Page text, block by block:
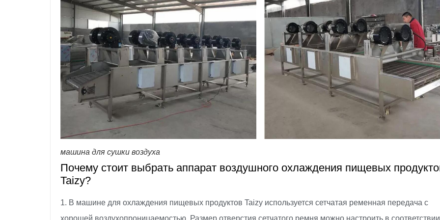
машина для сушки воздуха
Почему стоит выбрать аппарат воздушного охлаждения пищевых
Taizy?
1. В машине для охлаждения пищевых продуктов Taizy используется сетчатая ременная передача с